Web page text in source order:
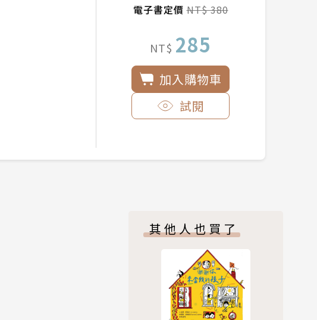
電子書定價NT$ 380
NT$ 285
加入購物車
試閱
其他人也買了